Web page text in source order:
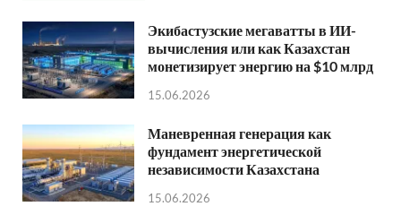
Экибастузские мегаватты в ИИ-
вычисления или как Казахстан
монетизирует энергию на $10 млрд
15.06.2026
Маневренная генерация как
фундамент энергетической
независимости Казахстана
15.06.2026